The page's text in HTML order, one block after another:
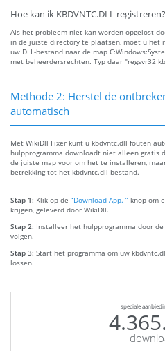
Hoe kan ik KBDVNTC.DLL registreren?
Als het probleem niet kan worden opgelost
in de juiste directory te plaatsen, moet u het
uw DLL-bestand naar de map
met beheerdersrechten. Typ daar "regsvr32
Methode 2: Herstel de
automatisch
Met WikiDll Fixer kunt u kbdvntc.dll fouten
hulpprogramma downloadt niet alleen gratis
de juiste map voor om het te installeren,
betrekking tot het kbdvntc.dll bestand.
Stap 1: Klik op de “Download App. ” knop om
krijgen, geleverd door WikiDll.
Stap 2: Installeer het hulpprogramma door
volgen.
Stap 3: Start het programma om uw
lossen.
speciale